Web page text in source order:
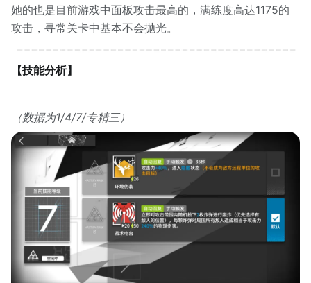
她的也是目前游戏中面板攻击最高的，满练度高达1175的
攻击，寻常关卡中基本不会抛光。
【技能分析】
（数据为1/4/7/专精三）